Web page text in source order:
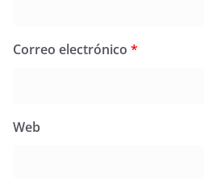
Correo electrónico *
Web